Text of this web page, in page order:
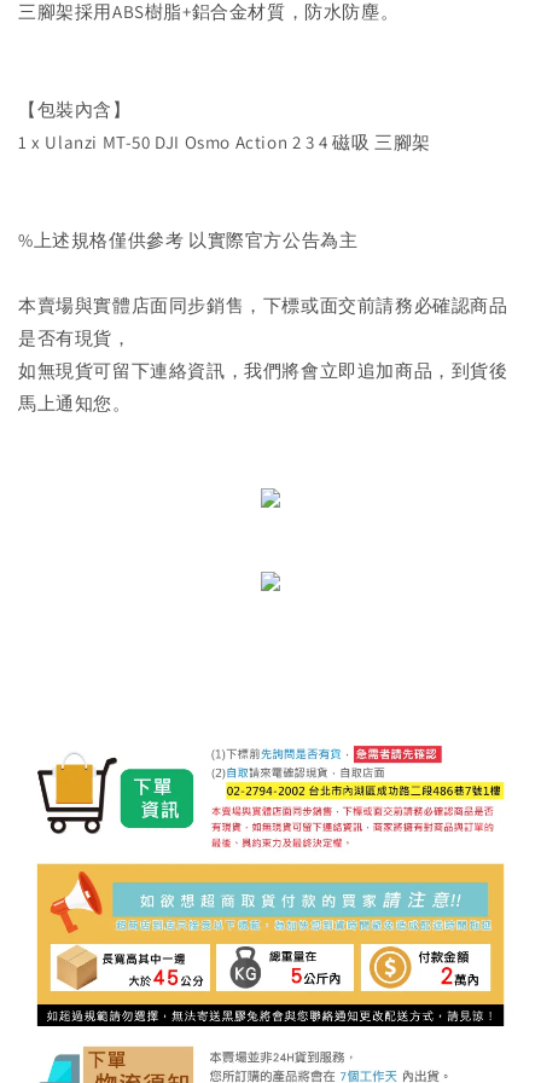
三腳架採用ABS樹脂+鋁合金材質，防水防塵。
【包裝內含】
1 x Ulanzi MT-50 DJI Osmo Action 2 3 4 磁吸 三腳架
%上述規格僅供參考 以實際官方公告為主
本賣場與實體店面同步銷售，下標或面交前請務必確認商品
是否有現貨，
如無現貨可留下連絡資訊，我們將會立即追加商品，到貨後
馬上通知您。